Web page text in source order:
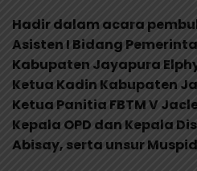
Hadir dalam acara
Asisten I Bidang
Kabupaten Jayapura
Ketua Kadin Kabupaten
Ketua Panitia FBTM V
Kepala OPD dan Kepala
Abisay, serta unsur